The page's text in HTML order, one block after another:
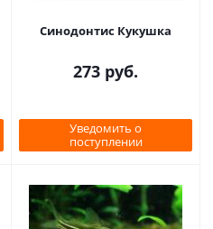
Синодонтис Кукушка
273 руб.
Уведомить о
поступлении